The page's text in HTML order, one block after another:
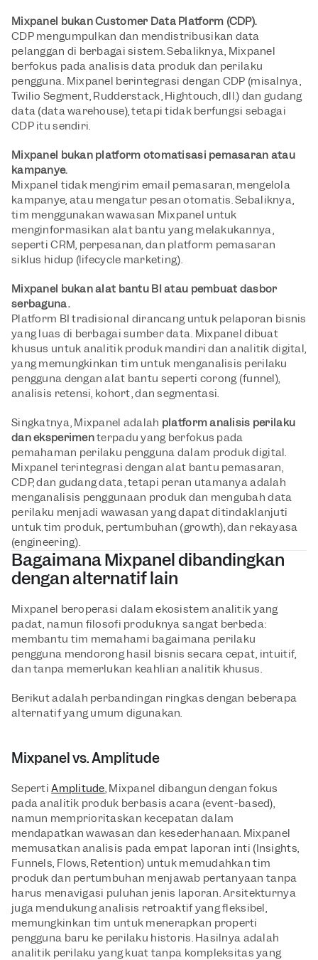
Mixpanel bukan Customer Data Platform (CDP).
CDP mengumpulkan dan mendistribusikan data
pelanggan di berbagai sistem. Sebaliknya, Mixpanel
berfokus pada analisis data produk dan perilaku
pengguna. Mixpanel berintegrasi dengan CDP (misalnya,
Twilio Segment, Rudderstack, Hightouch, dll.) dan gudang
data (data warehouse), tetapi tidak berfungsi sebagai
CDP itu sendiri.
Mixpanel bukan platform otomatisasi pemasaran atau
kampanye.
Mixpanel tidak mengirim email pemasaran, mengelola
kampanye, atau mengatur pesan otomatis. Sebaliknya,
tim menggunakan wawasan Mixpanel untuk
menginformasikan alat bantu yang melakukannya,
seperti CRM, perpesanan, dan platform pemasaran
siklus hidup (lifecycle marketing).
Mixpanel bukan alat bantu BI atau pembuat dasbor
serbaguna.
Platform BI tradisional dirancang untuk pelaporan bisnis
yang luas di berbagai sumber data. Mixpanel dibuat
khusus untuk analitik produk mandiri dan analitik digital,
yang memungkinkan tim untuk menganalisis perilaku
pengguna dengan alat bantu seperti corong (funnel),
analisis retensi, kohort, dan segmentasi.
Singkatnya, Mixpanel adalah platform analisis perilaku
dan eksperimen terpadu yang berfokus pada
pemahaman perilaku pengguna dalam produk digital.
Mixpanel terintegrasi dengan alat bantu pemasaran,
CDP, dan gudang data, tetapi peran utamanya adalah
menganalisis penggunaan produk dan mengubah data
perilaku menjadi wawasan yang dapat ditindaklanjuti
untuk tim produk, pertumbuhan (growth), dan rekayasa
(engineering).
Bagaimana Mixpanel dibandingkan
dengan alternatif lain
Mixpanel beroperasi dalam ekosistem analitik yang
padat, namun filosofi produknya sangat berbeda:
membantu tim memahami bagaimana perilaku
pengguna mendorong hasil bisnis secara cepat, intuitif,
dan tanpa memerlukan keahlian analitik khusus.
Berikut adalah perbandingan ringkas dengan beberapa
alternatif yang umum digunakan.
Mixpanel vs. Amplitude
Seperti Amplitude, Mixpanel dibangun dengan fokus
pada analitik produk berbasis acara (event-based),
namun memprioritaskan kecepatan dalam
mendapatkan wawasan dan kesederhanaan. Mixpanel
memusatkan analisis pada empat laporan inti (Insights,
Funnels, Flows, Retention) untuk memudahkan tim
produk dan pertumbuhan menjawab pertanyaan tanpa
harus menavigasi puluhan jenis laporan. Arsitekturnya
juga mendukung analisis retroaktif yang fleksibel,
memungkinkan tim untuk menerapkan properti
pengguna baru ke perilaku historis. Hasilnya adalah
analitik perilaku yang kuat tanpa kompleksitas yang